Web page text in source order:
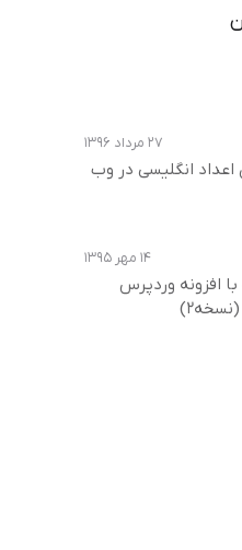
۲۷ مرداد ۱۳۹۶
اعداد انگلیسی در وب‌
۱۴ مهر ۱۳۹۵
افزونه وردپرس